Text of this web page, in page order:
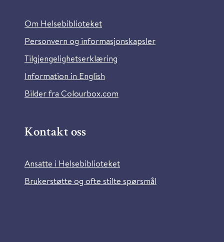
Om Helsebiblioteket
Personvern og informasjonskapsler
Tilgjengelighetserklæring
Information in English
Bilder fra Colourbox.com
Kontakt oss
Ansatte i Helsebiblioteket
Brukerstøtte og ofte stilte spørsmål